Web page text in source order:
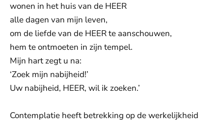
wonen in het ​huis​ van de HEER
alle dagen van mijn leven,
om de ​liefde​ van de HEER te aanschouwen,
hem te ontmoeten in zijn tempel.
Mijn ​hart​ zegt u na:
‘Zoek mijn nabijheid!’
Uw nabijheid, HEER, wil ik zoeken.’
Contemplatie heeft betrekking op de werkelijkheid